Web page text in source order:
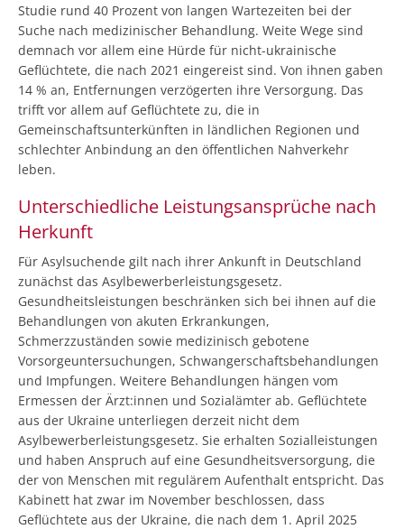
Studie rund 40 Prozent von langen Wartezeiten bei der
Suche nach medizinischer Behandlung. Weite Wege sind
demnach vor allem eine Hürde für nicht-ukrainische
Geflüchtete, die nach 2021 eingereist sind. Von ihnen gaben
14 % an, Entfernungen verzögerten ihre Versorgung. Das
trifft vor allem auf Geflüchtete zu, die in
Gemeinschaftsunterkünften in ländlichen Regionen und
schlechter Anbindung an den öffentlichen Nahverkehr
leben.
Unterschiedliche Leistungsansprüche nach
Herkunft
Für Asylsuchende gilt nach ihrer Ankunft in Deutschland
zunächst das Asylbewerberleistungsgesetz.
Gesundheitsleistungen beschränken sich bei ihnen auf die
Behandlungen von akuten Erkrankungen,
Schmerzzuständen sowie medizinisch gebotene
Vorsorgeuntersuchungen, Schwangerschaftsbehandlungen
und Impfungen. Weitere Behandlungen hängen vom
Ermessen der Ärzt:innen und Sozialämter ab. Geflüchtete
aus der Ukraine unterliegen derzeit nicht dem
Asylbewerberleistungsgesetz. Sie erhalten Sozialleistungen
und haben Anspruch auf eine Gesundheitsversorgung, die
der von Menschen mit regulärem Aufenthalt entspricht. Das
Kabinett hat zwar im November beschlossen, dass
Geflüchtete aus der Ukraine, die nach dem 1. April 2025